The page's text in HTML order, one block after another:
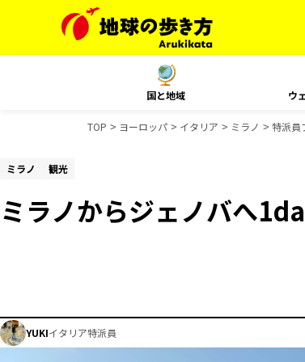
国と地域 ウ
TOP ヨーロッパ イタリア ミラノ 特派員
ミラノ 観光
ミラノからジェノバへ
YUKIイタリア特派員